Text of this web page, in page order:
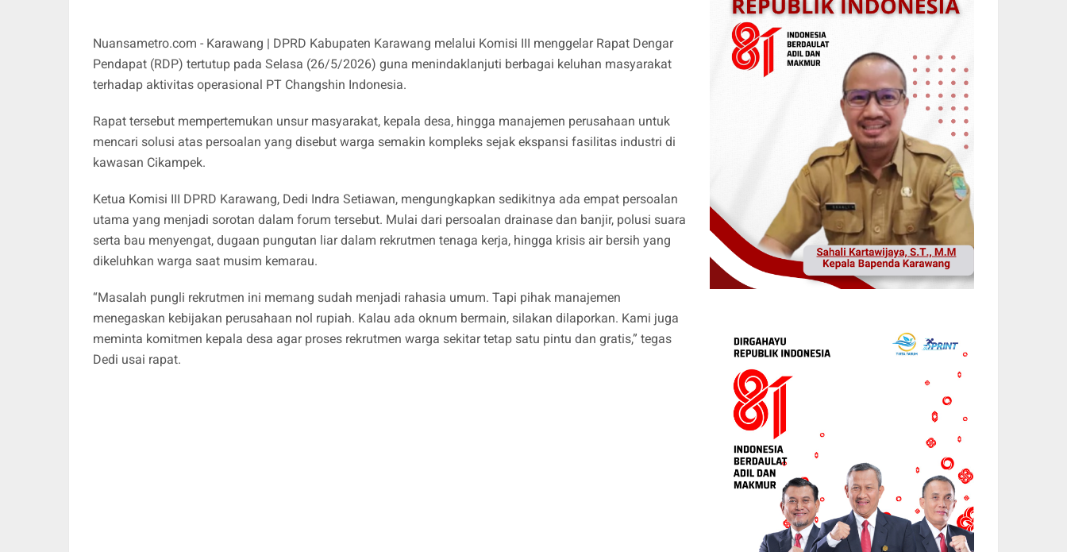
Nuansametro.com - Karawang | DPRD Kabupaten Karawang melalui Komisi III menggelar Rapat Dengar
Pendapat (RDP) tertutup pada Selasa (26/5/2026) guna menindaklanjuti berbagai keluhan masyarakat
terhadap aktivitas operasional PT Changshin Indonesia.
Rapat tersebut mempertemukan unsur masyarakat, kepala desa, hingga manajemen perusahaan untuk
mencari solusi atas persoalan yang disebut warga semakin kompleks sejak ekspansi fasilitas industri di
kawasan Cikampek.
Ketua Komisi III DPRD Karawang, Dedi Indra Setiawan, mengungkapkan sedikitnya ada empat persoalan
utama yang menjadi sorotan dalam forum tersebut. Mulai dari persoalan drainase dan banjir, polusi suara
serta bau menyengat, dugaan pungutan liar dalam rekrutmen tenaga kerja, hingga krisis air bersih yang
dikeluhkan warga saat musim kemarau.
“Masalah pungli rekrutmen ini memang sudah menjadi rahasia umum. Tapi pihak manajemen
menegaskan kebijakan perusahaan nol rupiah. Kalau ada oknum bermain, silakan dilaporkan. Kami juga
meminta komitmen kepala desa agar proses rekrutmen warga sekitar tetap satu pintu dan gratis,” tegas
Dedi usai rapat.